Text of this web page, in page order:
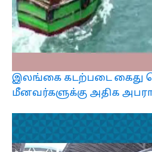
இலங்கை கடற்படை கைது
மீனவர்களுக்கு அதிக